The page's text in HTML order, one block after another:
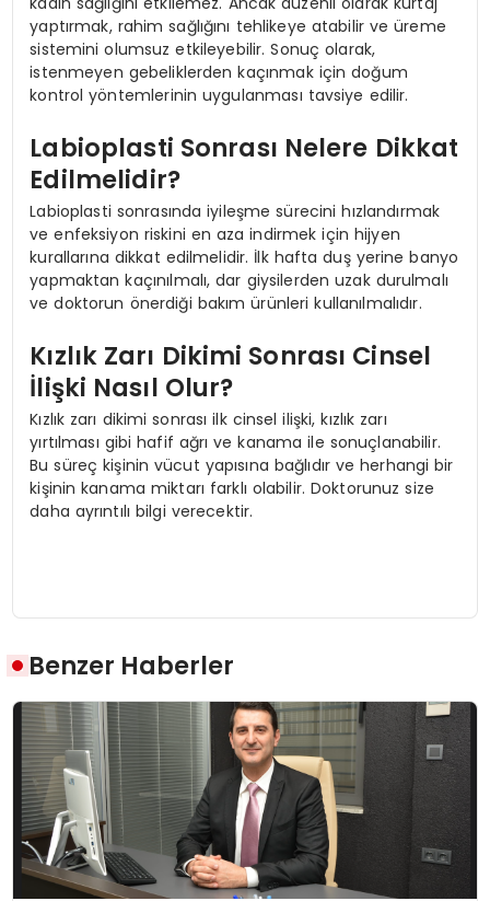
yaptırmak, rahim sağlığını tehlikeye atabilir ve üreme
sistemini olumsuz etkileyebilir. Sonuç olarak,
istenmeyen gebeliklerden kaçınmak için doğum
kontrol yöntemlerinin uygulanması tavsiye edilir.
Labioplasti Sonrası Nelere Dikkat
Edilmelidir?
Labioplasti sonrasında iyileşme sürecini hızlandırmak
ve enfeksiyon riskini en aza indirmek için hijyen
kurallarına dikkat edilmelidir. İlk hafta duş yerine banyo
yapmaktan kaçınılmalı, dar giysilerden uzak durulmalı
ve doktorun önerdiği bakım ürünleri kullanılmalıdır.
Kızlık Zarı Dikimi Sonrası Cinsel
İlişki Nasıl Olur?
Kızlık zarı dikimi sonrası ilk cinsel ilişki, kızlık zarı
yırtılması gibi hafif ağrı ve kanama ile sonuçlanabilir.
Bu süreç kişinin vücut yapısına bağlıdır ve herhangi bir
kişinin kanama miktarı farklı olabilir. Doktorunuz size
daha ayrıntılı bilgi verecektir.
Benzer Haberler